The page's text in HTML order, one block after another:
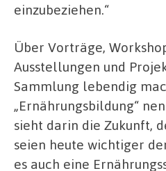
einzubeziehen.“
Über Vorträge,
Ausstellungen und
Sammlung lebendig
„Ernährungsbildung“
sieht darin die Zukunft,
seien heute wichtiger
es auch eine